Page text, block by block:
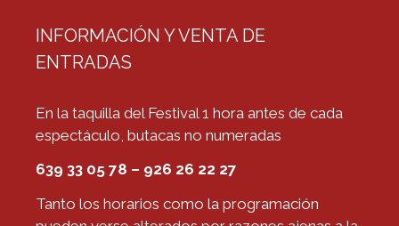
INFORMACIÓN Y VENTA DE
ENTRADAS
En la taquilla del Festival 1 hora antes de cada
espectáculo, butacas no numeradas
639 33 05 78 – 926 26 22 27
Tanto los horarios como la programación